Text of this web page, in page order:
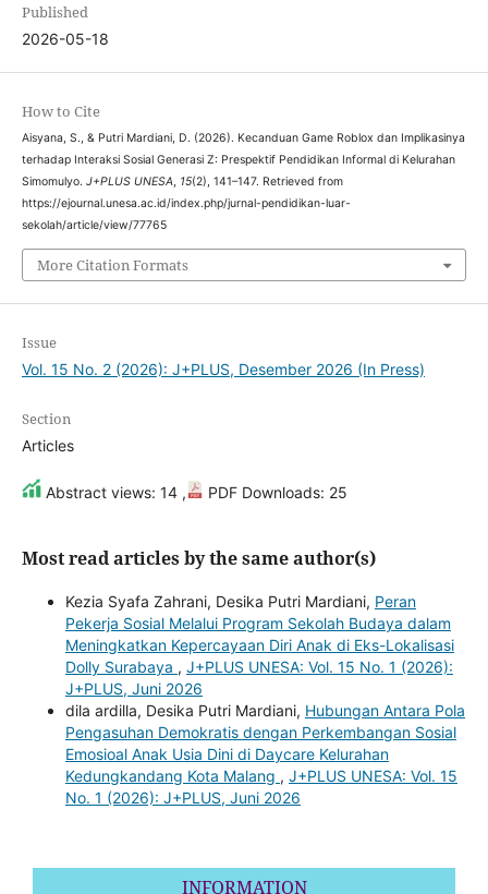
Published
2026-05-18
How to Cite
Aisyana, S., & Putri Mardiani, D. (2026). Kecanduan Game Roblox dan Implikasinya
terhadap Interaksi Sosial Generasi Z: Prespektif Pendidikan Informal di Kelurahan
Simomulyo. J+PLUS UNESA, 15(2), 141–147. Retrieved from
https://ejournal.unesa.ac.id/index.php/jurnal-pendidikan-luar-
sekolah/article/view/77765
More Citation Formats
Issue
Vol. 15 No. 2 (2026): J+PLUS, Desember 2026 (In Press)
Section
Articles
Abstract views: 14 , PDF Downloads: 25
Most read articles by the same author(s)
Kezia Syafa Zahrani, Desika Putri Mardiani, Peran
Pekerja Sosial Melalui Program Sekolah Budaya dalam
Meningkatkan Kepercayaan Diri Anak di Eks-Lokalisasi
Dolly Surabaya , J+PLUS UNESA: Vol. 15 No. 1 (2026):
J+PLUS, Juni 2026
dila ardilla, Desika Putri Mardiani, Hubungan Antara Pola
Pengasuhan Demokratis dengan Perkembangan Sosial
Emosioal Anak Usia Dini di Daycare Kelurahan
Kedungkandang Kota Malang , J+PLUS UNESA: Vol. 15
No. 1 (2026): J+PLUS, Juni 2026
INFORMATION